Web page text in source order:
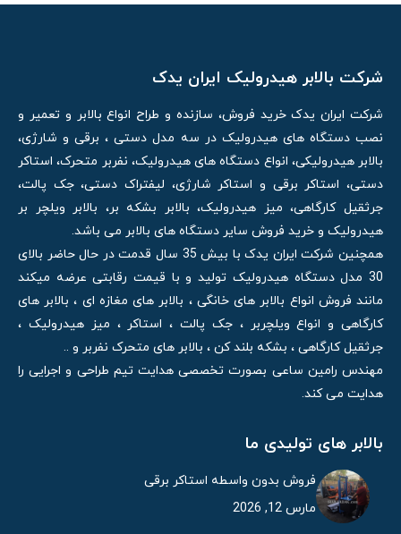
شرکت بالابر هیدرولیک ایران یدک
شرکت ایران یدک خرید فروش، سازنده و طراح انواع بالابر و تعمیر و
نصب دستگاه های هیدرولیک در سه مدل دستی ، برقی و شارژی،
بالابر هیدرولیکی، انواع دستگاه های هیدرولیک، نفربر متحرک، استاکر
دستی، استاکر برقی و استاکر شارژی، لیفتراک دستی، جک پالت،
جرثقیل کارگاهی، میز هیدرولیک، بالابر بشکه بر، بالابر ویلچر بر
هیدرولیک و خرید فروش سایر دستگاه های بالابر می باشد.
همچنین شرکت ایران یدک با بیش 35 سال قدمت در حال حاضر بالای
30 مدل دستگاه هیدرولیک تولید و با قیمت رقابتی عرضه میکند
مانند فروش انواع بالابر های خانگی ، بالابر های مغازه ای ، بالابر های
کارگاهی و انواع ویلچربر ، جک پالت ، استاکر ، میز هیدرولیک ،
جرثقیل کارگاهی ، بشکه بلند کن ، بالابر های متحرک نفربر و ..
مهندس رامین ساعی بصورت تخصصی هدایت تیم طراحی و اجرایی را
هدایت می کند.
بالابر های تولیدی ما
فروش بدون واسطه استاکر برقی
مارس 12, 2026